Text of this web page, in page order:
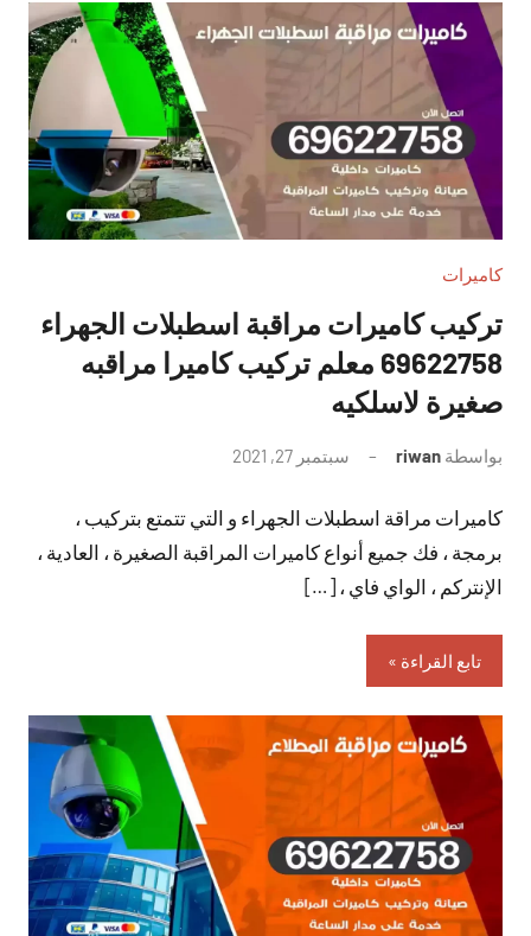
كاميرات
تركيب كاميرات مراقبة اسطبلات الجهراء
69622758 معلم تركيب كاميرا مراقبه
صغيرة لاسلكيه
بواسطة riwan سبتمبر 27, 2021
تعليقات
كاميرات مراقة اسطبلات الجهراء و التي تتمتع بتركيب ،
برمجة ، فك جميع أنواع كاميرات المراقبة الصغيرة ، العادية ،
الإنتركم ، الواي فاي ، […]
تابع القراءة